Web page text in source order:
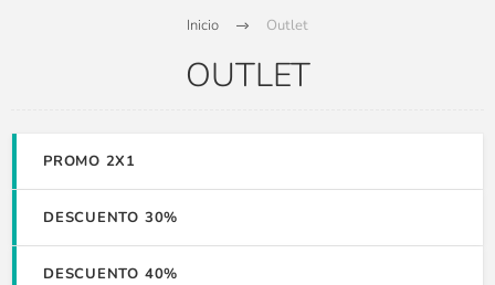
Inicio Outlet
OUTLET
PROMO 2X1
DESCUENTO 30%
DESCUENTO 40%